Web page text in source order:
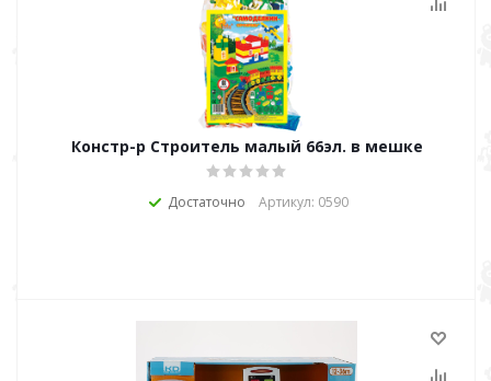
Констр-р Строитель малый 66эл. в мешке
Достаточно Артикул: 0590